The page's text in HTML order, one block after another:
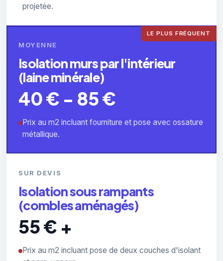
projetée.
LE PLUS FRÉQUENT
MOYENNE
Isolation murs par l'intérieur
(laine minérale)
40 € - 85 €
Prix au m2 incluant fourniture et pose avec ossature
métallique.
SUR DEVIS
Isolation sous rampants
(combles aménagés)
55 € +
Prix au m2 incluant pose de deux couches d'isolant